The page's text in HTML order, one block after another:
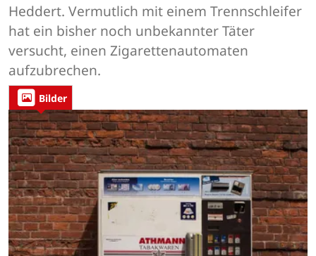
Heddert. Vermutlich mit einem Trennschleifer
hat ein bisher noch unbekannter Täter
versucht, einen Zigarettenautomaten
aufzubrechen.
Bilder